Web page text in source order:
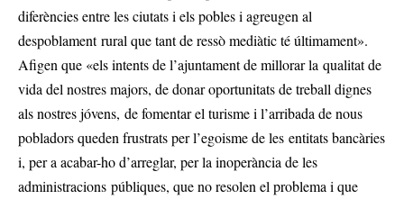
diferències entre les ciutats i els pobles i agreugen al
despoblament rural que tant de ressò mediàtic té últimament».
Afigen que «els intents de l’ajuntament de millorar la qualitat de
vida del nostres majors, de donar oportunitats de treball dignes
als nostres jóvens, de fomentar el turisme i l’arribada de nous
pobladors queden frustrats per l’egoisme de les entitats bancàries
i, per a acabar-ho d’arreglar, per la inoperància de les
administracions públiques, que no resolen el problema i que